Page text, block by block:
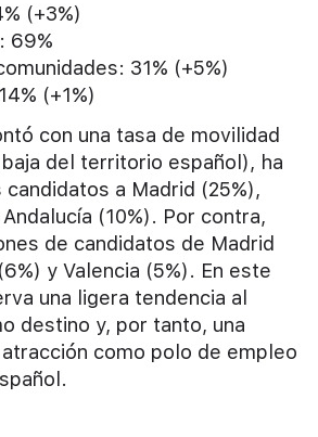
(+3%)
69%
31% (+5%)
(+1%)
con una tasa de movilidad
del territorio español), ha
a Madrid (25%),
(10%). Por contra,
de candidatos de Madrid
y Valencia (5%). En este
una ligera tendencia al
destino y, por tanto, una
como polo de empleo